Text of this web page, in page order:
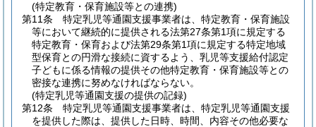
(特定教育・保育施設等との連携)
第11条
特定乳児等通園支援事業者は、特定教育・保育施設
等において継続的に提供される法第27条第1項に規定する
特定教育・保育および法第29条第1項に規定する特定地域
型保育との円滑な接続に資するよう、乳児等支援給付認定
子どもに係る情報の提供その他特定教育・保育施設等との
密接な連携に努めなければならない。
(特定乳児等通園支援の提供の記録)
第12条
特定乳児等通園支援事業者は、特定乳児等通園支援
を提供した際は、提供した日時、時間、内容その他必要な